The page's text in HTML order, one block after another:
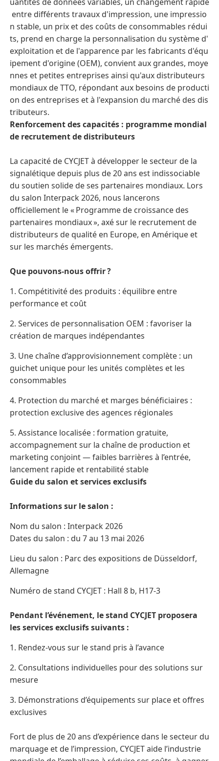
entre différents travaux d'impression, une impressio
n stable, un prix et des coûts de consommables rédui
ts, prend en charge la personnalisation du système d'
exploitation et de l'apparence par les fabricants d'équ
ipement d'origine (OEM), convient aux grandes, moye
nnes et petites entreprises ainsi qu'aux distributeurs
mondiaux de TTO, répondant aux besoins de producti
on des entreprises et à l'expansion du marché des dis
tributeurs.
Renforcement des capacités : programme mondial
de recrutement de distributeurs
La capacité de CYCJET à développer le secteur de la
signalétique depuis plus de 20 ans est indissociable
du soutien solide de ses partenaires mondiaux. Lors
du salon Interpack 2026, nous lancerons
officiellement le « Programme de croissance des
partenaires mondiaux », axé sur le recrutement de
distributeurs de qualité en Europe, en Amérique et
sur les marchés émergents.
Que pouvons-nous offrir ?
1. Compétitivité des produits : équilibre entre
performance et coût
2. Services de personnalisation OEM : favoriser la
création de marques indépendantes
3. Une chaîne d’approvisionnement complète : un
guichet unique pour les unités complètes et les
consommables
4. Protection du marché et marges bénéficiaires :
protection exclusive des agences régionales
5. Assistance localisée : formation gratuite,
accompagnement sur la chaîne de production et
marketing conjoint — faibles barrières à l’entrée,
lancement rapide et rentabilité stable
Guide du salon et services exclusifs
Informations sur le salon :
Nom du salon : Interpack 2026
Dates du salon : du 7 au 13 mai 2026
Lieu du salon : Parc des expositions de Düsseldorf,
Allemagne
Numéro de stand CYCJET : Hall 8 b, H17-3
Pendant l’événement, le stand CYCJET proposera
les services exclusifs suivants :
1. Rendez-vous sur le stand pris à l’avance
2. Consultations individuelles pour des solutions sur
mesure
3. Démonstrations d’équipements sur place et offres
exclusives
Fort de plus de 20 ans d’expérience dans le secteur du
marquage et de l’impression, CYCJET aide l’industrie